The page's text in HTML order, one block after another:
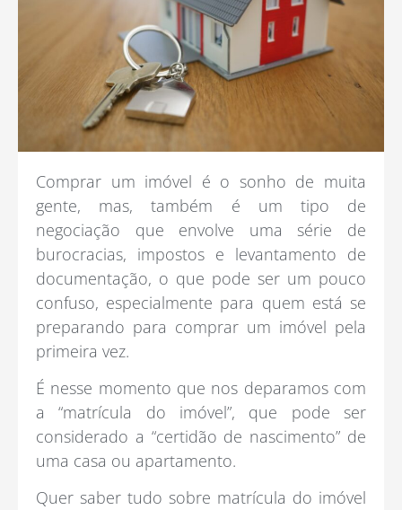
Comprar um imóvel é o sonho de muita
gente, mas, também é um tipo de
negociação que envolve uma série de
burocracias, impostos e levantamento de
documentação, o que pode ser um pouco
confuso, especialmente para quem está se
preparando para comprar um imóvel pela
primeira vez.
É nesse momento que nos deparamos com
a “matrícula do imóvel”, que pode ser
considerado a “certidão de nascimento” de
uma casa ou apartamento.
Quer saber tudo sobre matrícula do imóvel